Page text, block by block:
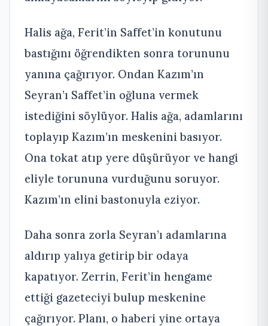
Halis ağa, Ferit’in Saffet’in konutunu
bastığını öğrendikten sonra torununu
yanına çağırıyor. Ondan Kazım’ın
Seyran’ı Saffet’in oğluna vermek
istediğini söylüyor. Halis ağa, adamlarını
toplayıp Kazım’ın meskenini basıyor.
Ona tokat atıp yere düşürüyor ve hangi
eliyle torununa vurduğunu soruyor.
Kazım’ın elini bastonuyla eziyor.
Daha sonra zorla Seyran’ı adamlarına
aldırıp yalıya getirip bir odaya
kapatıyor. Zerrin, Ferit’in hengame
ettiği gazeteciyi bulup meskenine
çağırıyor. Planı, o haberi yine ortaya